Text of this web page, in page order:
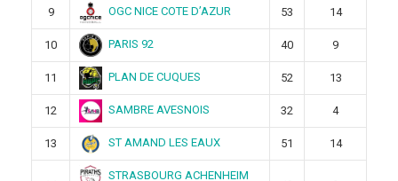
9 OGC NICE COTE D’AZUR 53 14
10 PARIS 92 40 9
11 PLAN DE CUQUES 52 13
12 SAMBRE AVESNOIS 32 4
13 ST AMAND LES EAUX 51 14
STRASBOURG ACHENHEIM